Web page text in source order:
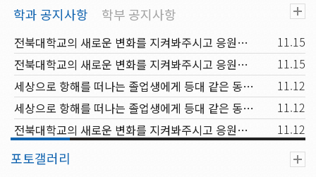
전북대학교의 새로운 변화를 지켜봐주시고 응원해주시기 바랍니다.
11.15
전북대학교의 새로운 변화를 지켜봐주시고 응원해주시기 바랍니다.
11.15
세상으로 항해를 떠나는 졸업생에게 등대 같은 동반자가 되고, 신입생과 재학생에겐 꿈을 키워가는 행복한 배움터
11.12
세상으로 항해를 떠나는 졸업생에게 등대 같은 동반자가 되고, 신입생과 재학생에겐 꿈을 키워가는 행복한 배움터
11.12
전북대학교의 새로운 변화를 지켜봐주시고 응원해주시기 바랍니다.
11.12
포토갤러리